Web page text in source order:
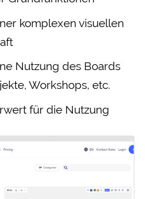
komplexen visuellen
Nutzung des Boards
Workshops, etc.
für die Nutzung